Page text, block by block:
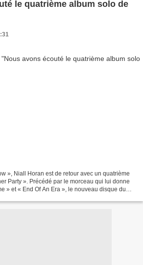
le quatrième album solo de
», Niall Horan est de retour avec un quatrième
Party ». Précédé par le morceau qui lui donne
» et « End Of An Era », le nouveau disque du